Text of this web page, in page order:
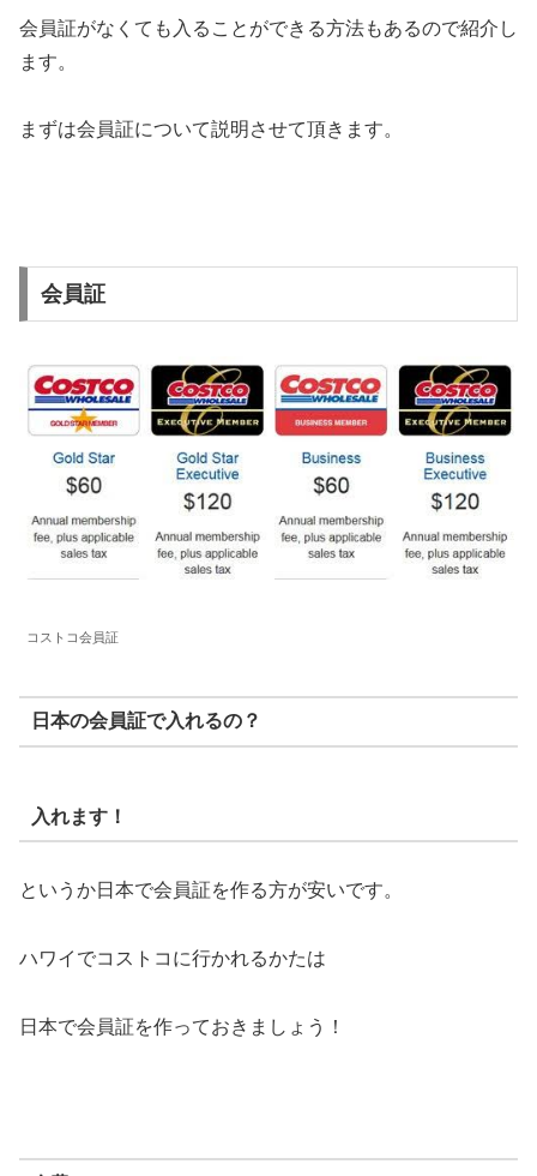
会員証がなくても入ることができる方法もあるので紹介し
ます。
まずは会員証について説明させて頂きます。
会員証
コストコ会員証
日本の会員証で入れるの？
入れます！
というか日本で会員証を作る方が安いです。
ハワイでコストコに行かれるかたは
日本で会員証を作っておきましょう！